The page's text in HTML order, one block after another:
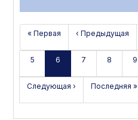
« Первая ‹ Предыдущая
5 6 7 8 9
Следующая › Последняя »